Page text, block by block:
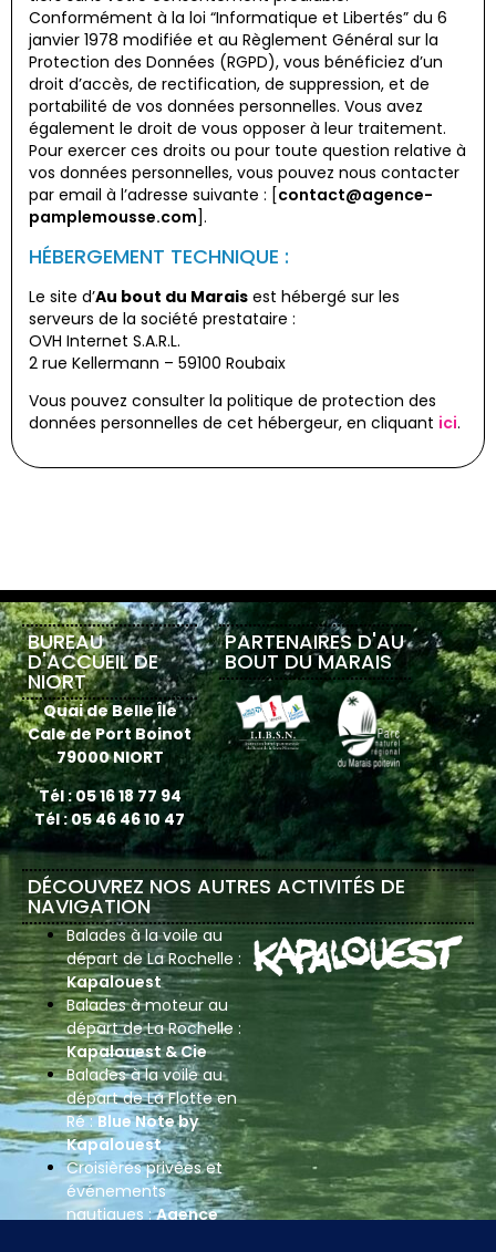
Conformément à la loi “Informatique et Libertés” du 6
janvier 1978 modifiée et au Règlement Général sur la
Protection des Données (RGPD), vous bénéficiez d’un
droit d’accès, de rectification, de suppression, et de
portabilité de vos données personnelles. Vous avez
également le droit de vous opposer à leur traitement.
Pour exercer ces droits ou pour toute question relative à
vos données personnelles, vous pouvez nous contacter
par email à l’adresse suivante : [contact@agence-
pamplemousse.com].
HÉBERGEMENT TECHNIQUE :
Le site d’Au bout du Marais est hébergé sur les
serveurs de la société prestataire :
OVH Internet S.A.R.L.
2 rue Kellermann – 59100 Roubaix
Vous pouvez consulter la politique de protection des
données personnelles de cet hébergeur, en cliquant ici.
BUREAU
D'ACCUEIL DE
NIORT
Quai de Belle Île
Cale de Port Boinot
79000 NIORT
Tél : 05 16 18 77 94
Tél : 05 46 46 10 47
PARTENAIRES D'AU
BOUT DU MARAIS
DÉCOUVREZ NOS AUTRES ACTIVITÉS DE
NAVIGATION
Balades à la voile au
départ de La Rochelle :
Kapalouest
Balades à moteur au
départ de La Rochelle :
Kapalouest & Cie
Balades à la voile au
départ de La Flotte en
Ré :Blue Note by
Kapalouest
Croisières privées et
événements
nautiques :Agence